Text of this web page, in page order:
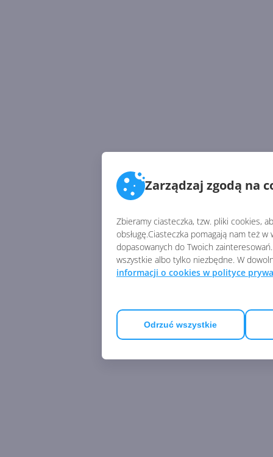
Zarządzaj zgodą na
Zbieramy ciasteczka, tzw. pliki cookies,
obsługę.Ciasteczka pomagają nam też
dopasowanych do Twoich
wszystkie albo tylko niezbędne. W
informacji o cookies w polityce
Odrzuć wszystkie